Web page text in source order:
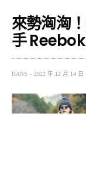
來勢洶洶
手
HANS 2022 年 12 月 14 日